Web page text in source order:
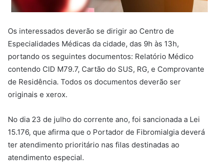
Os interessados deverão se dirigir ao Centro de
Especialidades Médicas da cidade, das 9h às 13h,
portando os seguintes documentos: Relatório Médico
contendo CID M79.7, Cartão do SUS, RG, e Comprovante
de Residência. Todos os documentos deverão ser
originais e xerox.
No dia 23 de julho do corrente ano, foi sancionada a Lei
15.176, que afirma que o Portador de Fibromialgia deverá
ter atendimento prioritário nas filas destinadas ao
atendimento especial.